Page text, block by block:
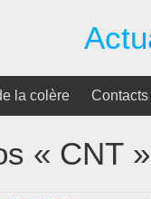
la colère Contacts
« CNT